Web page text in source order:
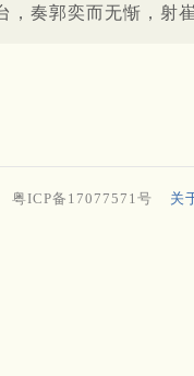
，奏郭奕而无惭，射
粤ICP备17077571号 关